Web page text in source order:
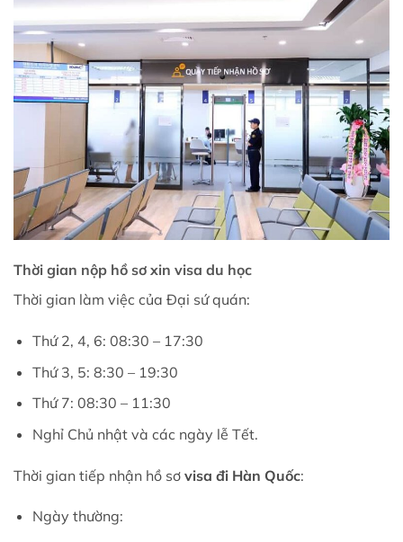
Thời gian nộp hồ sơ xin visa du học
Thời gian làm việc của Đại sứ quán:
Thứ 2, 4, 6: 08:30 – 17:30
Thứ 3, 5: 8:30 – 19:30
Thứ 7: 08:30 – 11:30
Nghỉ Chủ nhật và các ngày lễ Tết.
Thời gian tiếp nhận hồ sơ visa đi Hàn Quốc:
Ngày thường: